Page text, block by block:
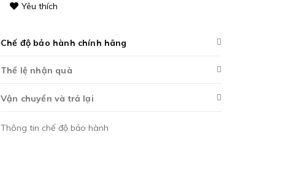
Yêu thích
Chế độ bảo hành chính hãng
Thể lệ nhận quà
Vận chuyển và trả lại
Thông tin chế độ bảo hành